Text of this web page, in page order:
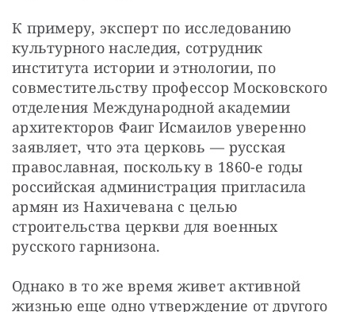
К примеру, эксперт по исследованию
культурного наследия, сотрудник
института истории и этнологии, по
совместительству профессор Московского
отделения Международной академии
архитекторов Фаиг Исмаилов уверенно
заявляет, что эта церковь — русская
православная, поскольку в 1860-е годы
российская администрация пригласила
армян из Нахичевана с целью
строительства церкви для военных
русского гарнизона.
Однако в то же время живет активной
жизнью еще одно утверждение от другого